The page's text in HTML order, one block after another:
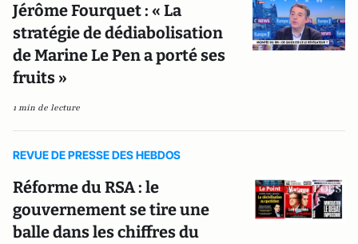
Jérôme Fourquet : « La
stratégie de dédiabolisation
de Marine Le Pen a porté ses
fruits »
1 min de lecture
REVUE DE PRESSE DES HEBDOS
Réforme du RSA : le
gouvernement se tire une
balle dans les chiffres du